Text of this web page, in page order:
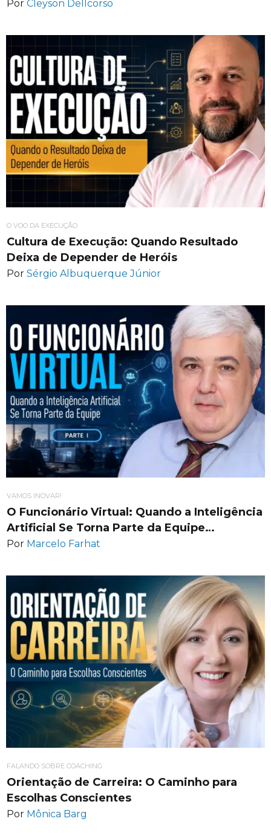
Por Cleyson Dellcorso
O VOO DA EXECUÇÃO
Cultura de Execução: Quando Resultado
Deixa de Depender de Heróis
Por Sérgio Albuquerque Júnior
VAMOS INOVAR!
O Funcionário Virtual: Quando a Inteligência
Artificial Se Torna Parte da Equipe…
Por Marcelo Farhat
FALANDO SOBRE COACHING
Orientação de Carreira: O Caminho para
Escolhas Conscientes
Por Mônica Barg